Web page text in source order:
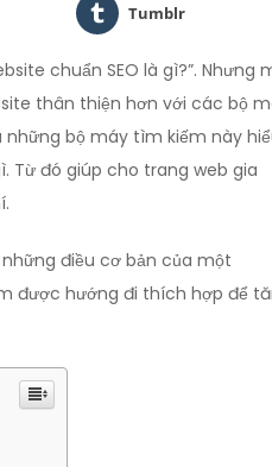
Tumblr
chuẩn SEO là gì?”. Nhưng
thân thiện hơn với các bộ
những bộ máy tìm kiếm này
Từ đó giúp cho trang web gia
điều cơ bản của một
được hướng đi thích hợp để